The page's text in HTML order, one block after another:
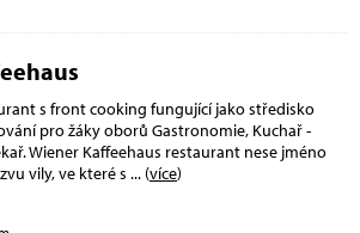
s front cooking fungující jako středisko
pro žáky oborů Gastronomie, Kuchař -
Wiener Kaffeehaus restaurant nese jméno
vily, ve které s ... (více)